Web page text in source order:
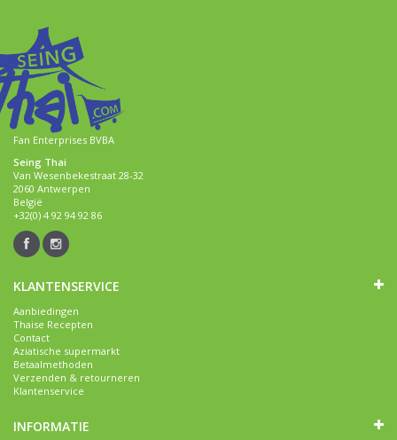
Fan Enterprises BVBA
Seing Thai
Van Wesenbekestraat 28-32
2060 Antwerpen
België
+32(0) 4 92 94 92 86
KLANTENSERVICE
Aanbiedingen
Thaise Recepten
Contact
Aziatische supermarkt
Betaalmethoden
Verzenden & retourneren
Klantenservice
INFORMATIE